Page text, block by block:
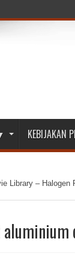
KEBIJAKAN
Library – Halogen